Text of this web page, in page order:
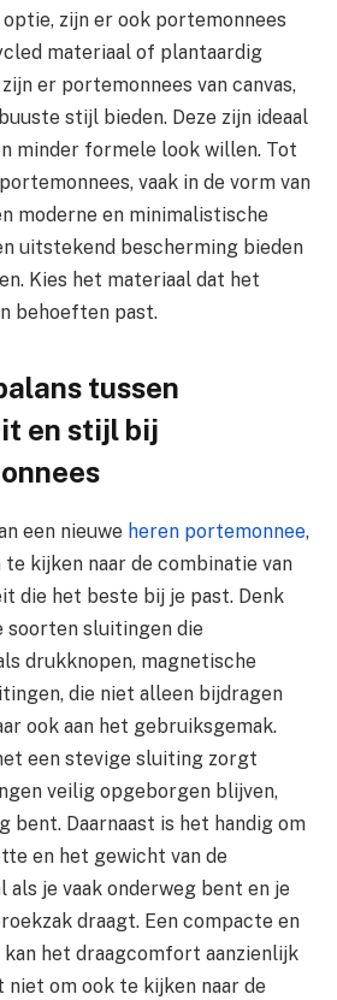
zijn er ook portemonnees
materiaal of plantaardig
er portemonnees van canvas,
stijl bieden. Deze zijn ideaal
minder formele look willen. Tot
vaak in de vorm van
moderne en minimalistische
uitstekend bescherming bieden
Kies het materiaal dat het
behoeften past.
tussen
en stijl bij
een nieuwe heren portemonnee,
kijken naar de combinatie van
die het beste bij je past. Denk
soorten sluitingen die
drukknopen, magnetische
die niet alleen bijdragen
ook aan het gebruiksgemak.
een stevige sluiting zorgt
veilig opgeborgen blijven,
bent. Daarnaast is het handig om
en het gewicht van de
als je vaak onderweg bent en je
draagt. Een compacte en
het draagcomfort aanzienlijk
om ook te kijken naar de